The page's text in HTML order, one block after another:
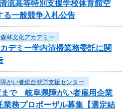
流高等特別支援学校体育館空
る一般競争入札公告
森林文化アカデミー
デミー学内清掃業務委託に関
障がい者総合就労支援センター
まで 岐阜県障がい者雇用企業
業務プロポーザル募集【選定結